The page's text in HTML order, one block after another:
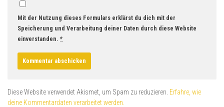
Mit der Nutzung dieses Formulars erklärst du dich mit der
Speicherung und Verarbeitung deiner Daten durch diese Website
einverstanden. *
Diese Website verwendet Akismet, um Spam zu reduzieren. Erfahre, wie
deine Kommentardaten verarbeitet werden.